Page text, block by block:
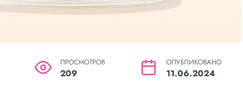
ПРОСМОТРОВ
209
ОПУБЛИКОВАНО
11.06.2024